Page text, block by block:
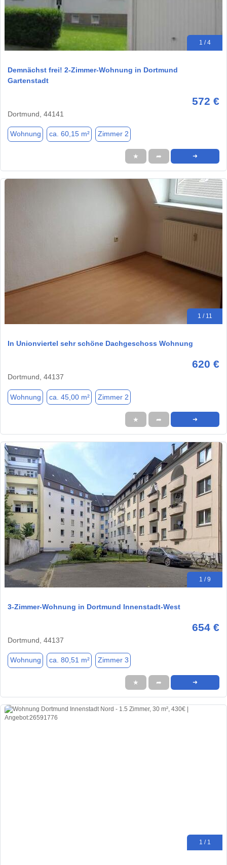
1 / 4
Demnächst frei! 2-Zimmer-Wohnung in Dortmund
Gartenstadt
572 €
Dortmund, 44141
Wohnung ca. 60,15 m² Zimmer 2
★ ➦ ➜
1 / 11
In Unionviertel sehr schöne Dachgeschoss Wohnung
620 €
Dortmund, 44137
Wohnung ca. 45,00 m² Zimmer 2
★ ➦ ➜
1 / 9
3-Zimmer-Wohnung in Dortmund Innenstadt-West
654 €
Dortmund, 44137
Wohnung ca. 80,51 m² Zimmer 3
★ ➦ ➜
1 / 1